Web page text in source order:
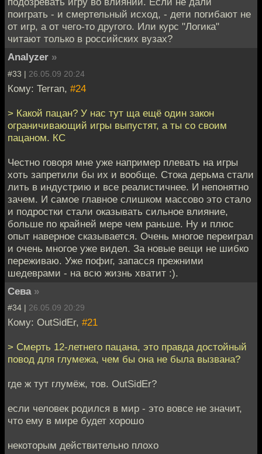
поиграть - и смертельный исход, - дети погибают не
от игр, а от чего-то другого. Или курс "Логика"
читают только в российских вузах?
Analyzer »
#33 | 26.05.09 20:24
Кому: Terran, #24
> Какой пацан? У нас тут ща ещё один закон
ограничивающий игры выпустят, а ты со своим
пацаном. КС
Честно говоря мне уже например плевать на игры
хоть запретили бы их и вообще. Стока дерьма стали
лить в индустрию и все реалистичнее. И непонятно
зачем. И самое главное слишком массово это стало
и подростки стали оказывать сильное влияние,
больше по крайней мере чем раньше. Ну и плюс
опыт наверное сказывается. Очень многое переиграл
и очень многое уже видел. За новые вещи не шибко
переживаю. Уже пофиг, запасся прежними
шедеврами - на всю жизнь хватит :).
Сева »
#34 | 26.05.09 20:29
Кому: OutSidEr, #21
> Смерть 12-летнего пацана, это правда достойный
повод для глумежа, чем бы она не была вызвана?
где ж тут глумёж, тов. OutSidEr?
если человек родился в мир - это вовсе не значит,
что ему в мире будет хорошо
некоторым действительно плохо